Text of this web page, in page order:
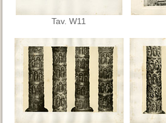
Tav. W11